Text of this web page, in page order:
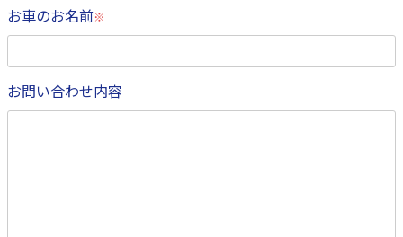
お車のお名前※
お問い合わせ内容